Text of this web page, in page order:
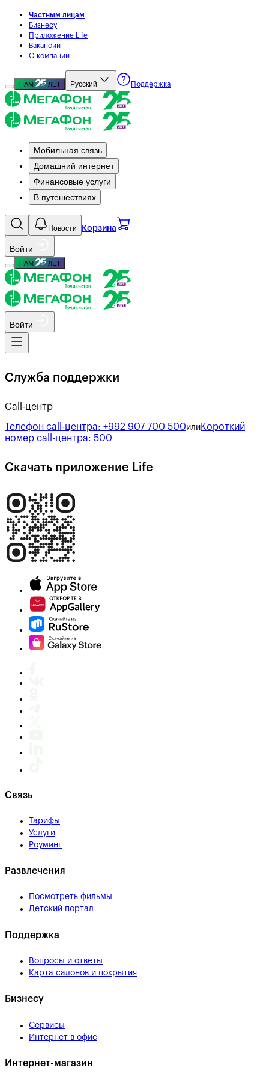
Частным лицам
Бизнесу
Приложение Life
Вакансии
О компании
НАМ ЛЕТ Русский Поддержка
Мобильная связь
Домашний интернет
Финансовые услуги
В путешествиях
Новости Корзина
Войти
НАМ ЛЕТ
Войти
Служба поддержки
Call-центр
Телефон call-центра: +992 907 700 500или Короткий
номер call-центра: 500
Скачать приложение Life
Связь
Тарифы
Услуги
Роуминг
Развлечения
Посмотреть фильмы
Детский портал
Поддержка
Вопросы и ответы
Карта салонов и покрытия
Бизнесу
Сервисы
Интернет в офис
Интернет-магазин